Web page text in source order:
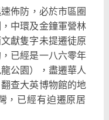
佈防，必於市區圈
中環及金鐘軍營林
獻隻字未提遷徒原
已經是一八六零年
公園），盡遷華人
翻查大英博物館的地
， 已經有迫遷原居